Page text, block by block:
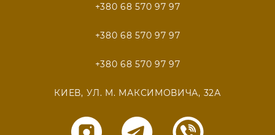
+380 68 570 97 97
+380 68 570 97 97
+380 68 570 97 97
КИЕВ, УЛ. М. МАКСИМОВИЧА, 32А